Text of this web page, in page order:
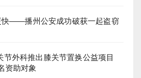
快——播州公安成功破获一起盗窃
节外科推出膝关节置换公益项目
资助对象